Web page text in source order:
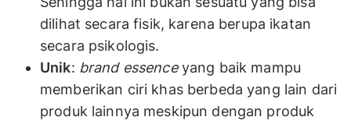
dilihat secara fisik, karena berupa ikatan
secara psikologis.
Unik: brand essenceyang baik mampu
memberikan ciri khas berbeda yang lain dari
produk lainnya meskipun dengan produk